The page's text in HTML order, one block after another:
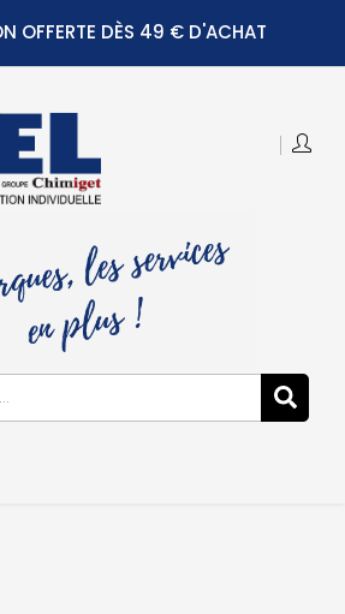
OFFERTE DÈS 49 € D'ACHAT